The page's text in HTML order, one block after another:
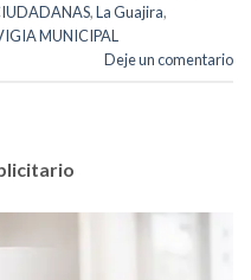
,La Guajira,
MUNICIPAL
Deje un comentario